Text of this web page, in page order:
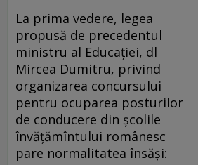
La prima vedere, legea
propusă de precedentul
ministru al Educației, dl
Mircea Dumitru, privind
organizarea concursului
pentru ocuparea posturilor
de conducere din şcolile
învățămîntului românesc
pare normalitatea însăși: